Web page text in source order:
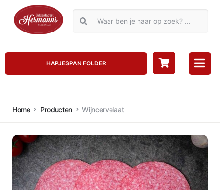
HAPJESPAN FOLDER
Home Producten Wijncervelaat